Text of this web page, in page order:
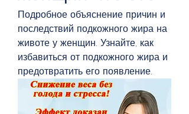
Подробное объяснение причин и
последствий подкожного жира на
животе у женщин. Узнайте, как
избавиться от подкожного жира и
предотвратить его появление.